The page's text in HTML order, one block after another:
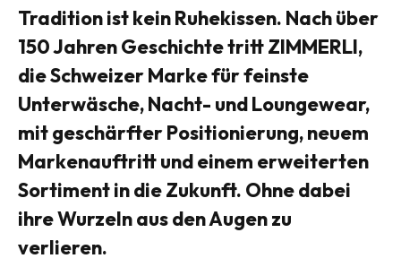
Tradition ist kein Ruhekissen. Nach über
150 Jahren Geschichte tritt ZIMMERLI,
die Schweizer Marke für feinste
Unterwäsche, Nacht- und Loungewear,
mit geschärfter Positionierung, neuem
Markenauftritt und einem erweiterten
Sortiment in die Zukunft. Ohne dabei
ihre Wurzeln aus den Augen zu
verlieren.